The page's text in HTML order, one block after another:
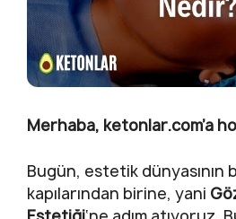
Merhaba, ketonlar.com’a
Bugün, estetik dünyasının
kapılarından birine, yani